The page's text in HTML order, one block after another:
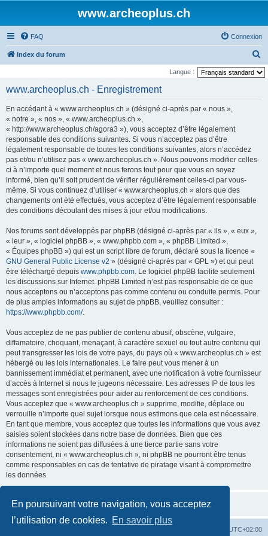
En poursuivant votre navigation, vous acceptez
l’utilisation de cookies. En savoir plus
www.archeoplus.ch
FAQ Connexion
Index du forum
e
Langue :
www.archeoplus.ch - Enregistrement
En accédant à « www.archeoplus.ch » (désigné ci-après par « nous »,
« notre », « nos », « www.archeoplus.ch »,
« http://www.archeoplus.ch/agora3 »), vous acceptez d’être légalement
responsable des conditions suivantes. Si vous n’acceptez pas d’être
légalement responsable de toutes les conditions suivantes, alors n’accédez
pas et/ou n’utilisez pas « www.archeoplus.ch ». Nous pouvons modifier celles-
ci à n’importe quel moment et nous ferons tout pour que vous en soyez
informé, bien qu’il soit prudent de vérifier régulièrement celles-ci par vous-
même. Si vous continuez d’utiliser « www.archeoplus.ch » alors que des
changements ont été effectués, vous acceptez d’être légalement responsable
des conditions découlant des mises à jour et/ou modifications.
Nos forums sont développés par phpBB (désigné ci-après par « ils », « eux »,
« leur », « logiciel phpBB », « www.phpbb.com », « phpBB Limited »,
« Équipes phpBB ») qui est un script libre de forum, déclaré sous la licence «
GNU General Public License v2 » (désigné ci-après par « GPL ») et qui peut
être téléchargé depuis www.phpbb.com. Le logiciel phpBB facilite seulement
les discussions sur Internet. phpBB Limited n’est pas responsable de ce que
nous acceptons ou n’acceptons pas comme contenu ou conduite permis. Pour
de plus amples informations au sujet de phpBB, veuillez consulter :
https://www.phpbb.com/.
Vous acceptez de ne pas publier de contenu abusif, obscène, vulgaire,
diffamatoire, choquant, menaçant, à caractère sexuel ou tout autre contenu qui
peut transgresser les lois de votre pays, du pays où « www.archeoplus.ch » est
hébergé ou les lois internationales. Le faire peut vous mener à un
bannissement immédiat et permanent, avec une notification à votre fournisseur
d’accès à Internet si nous le jugeons nécessaire. Les adresses IP de tous les
messages sont enregistrées pour aider au renforcement de ces conditions.
Vous acceptez que « www.archeoplus.ch » supprime, modifie, déplace ou
verrouille n’importe quel sujet lorsque nous estimons que cela est nécessaire.
En tant que membre, vous acceptez que toutes les informations que vous avez
saisies soient stockées dans notre base de données. Bien que ces
informations ne soient pas diffusées à une tierce partie sans votre
consentement, ni « www.archeoplus.ch », ni phpBB ne pourront être tenus
comme responsables en cas de tentative de piratage visant à compromettre
les données.
UTC+02:00